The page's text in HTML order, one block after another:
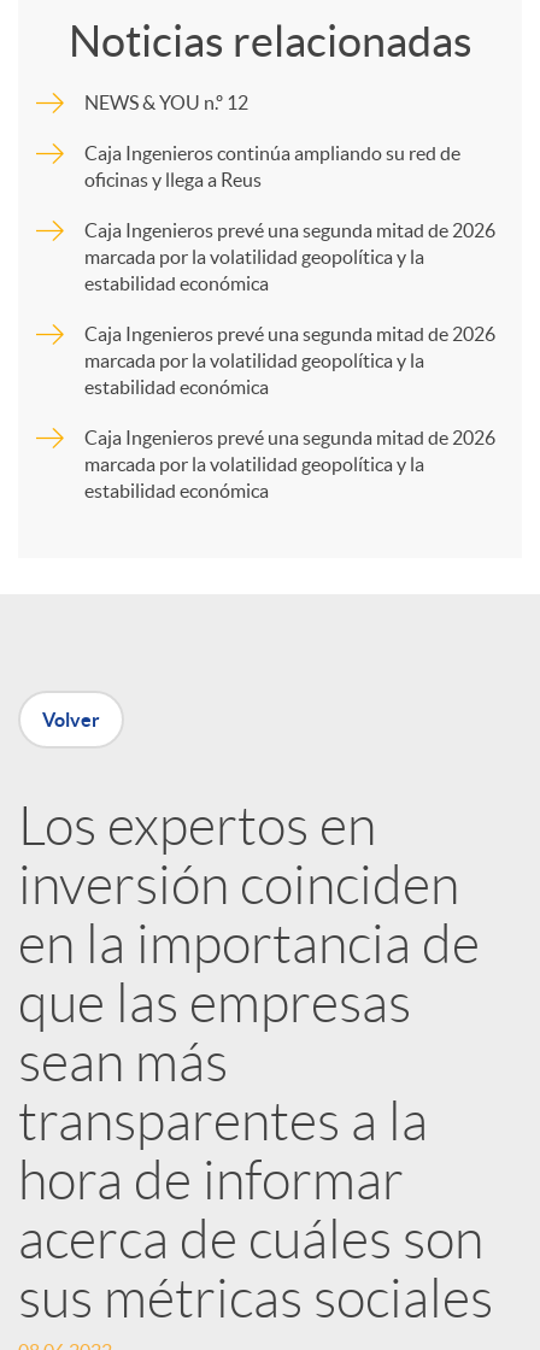
m
p
a
n
e
d
e
s
S
o
c
Noticias relacionadas
NEWS & YOU n.º 12
Caja Ingenieros continúa ampliando su red de
oficinas y llega a Reus
Caja Ingenieros prevé una segunda mitad de 2026
marcada por la volatilidad geopolítica y la
estabilidad económica
Caja Ingenieros prevé una segunda mitad de 2026
marcada por la volatilidad geopolítica y la
estabilidad económica
Caja Ingenieros prevé una segunda mitad de 2026
marcada por la volatilidad geopolítica y la
estabilidad económica
Volver
Los expertos en
inversión coinciden
en la importancia de
que las empresas
sean más
transparentes a la
hora de informar
acerca de cuáles son
sus métricas sociales